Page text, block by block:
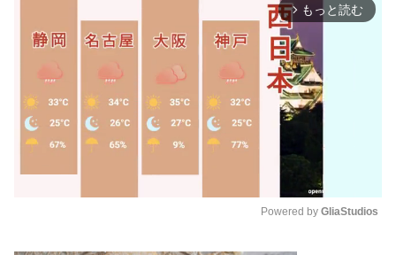
arrow_forward_ios もっと読む
Powered by GliaStudios